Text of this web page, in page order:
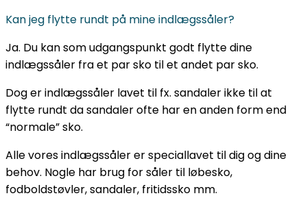
Kan jeg flytte rundt på mine indlægssåler?
Ja. Du kan som udgangspunkt godt flytte dine
indlægssåler fra et par sko til et andet par sko.
Dog er indlægssåler lavet til fx. sandaler ikke til at
flytte rundt da sandaler ofte har en anden form end
“normale” sko.
Alle vores indlægssåler er speciallavet til dig og dine
behov. Nogle har brug for såler til løbesko,
fodboldstøvler, sandaler, fritidssko mm.